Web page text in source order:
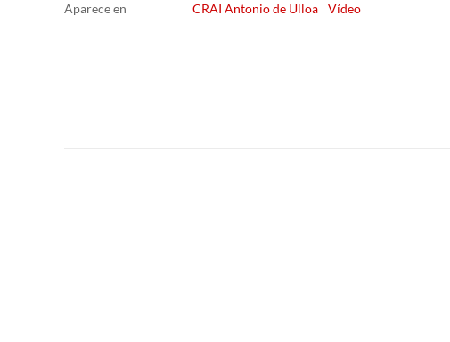
Aparece en CRAI Antonio de Ulloa Vídeo